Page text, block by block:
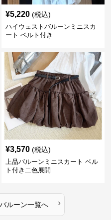
¥5,220 (税込)
ハイウェストバルーンミニスカ
ート ベルト付き
¥3,570 (税込)
上品バルーンミニスカート ベル
ト付き二色展開
ルーン一覧へ ›